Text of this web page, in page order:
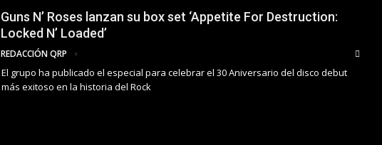
Guns N’ Roses lanzan su box set ‘Appetite For Destruction:
Locked N’ Loaded’
REDACCIÓN QRP
El grupo ha publicado el especial para celebrar el 30 Aniversario del disco debut
más exitoso en la historia del Rock